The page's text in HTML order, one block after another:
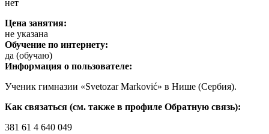
нет
Цена занятия:
не указана
Обучение по интернету:
да (обучаю)
Информация о пользователе:
Ученик гимназии «Svetozar Marković» в Нише (Сербия).
Как связаться (см. также в профиле Обратную связь):
381 61 4 640 049